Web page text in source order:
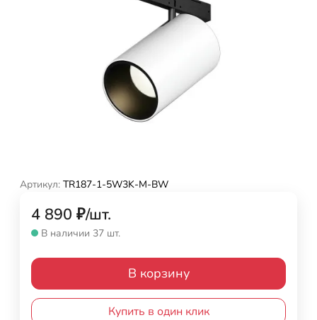
Артикул: TR187-1-5W3K-M-BW
4 890 ₽/шт.
В наличии 37 шт.
В корзину
Купить в один клик